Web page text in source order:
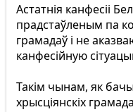
Астатнія канфесіі
прадстаўленым па
грамадаў і не
канфесійную
Такім чынам, як
хрысціянскіх